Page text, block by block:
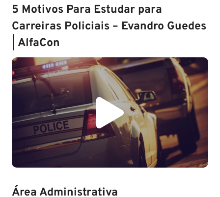
5 Motivos Para Estudar para
Carreiras Policiais – Evandro Guedes
| AlfaCon
Área Administrativa